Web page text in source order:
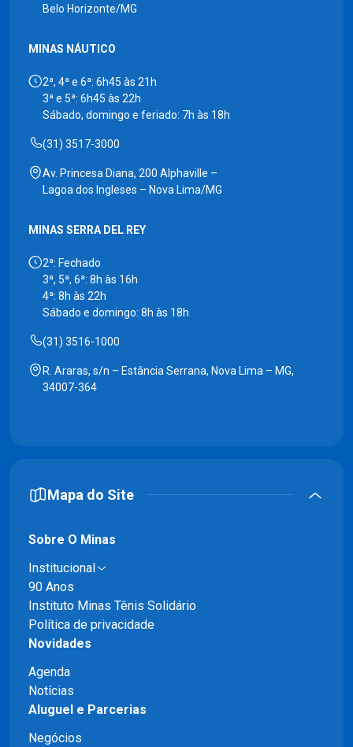
Belo Horizonte/MG
MINAS NÁUTICO
2ª, 4ª e 6ª: 6h45 às 21h
3ª e 5ª: 6h45 às 22h
Sábado, domingo e feriado: 7h às 18h
(31) 3517-3000
Av. Princesa Diana, 200 Alphaville –
Lagoa dos Ingleses – Nova Lima/MG
MINAS SERRA DEL REY
2ª: Fechado
3ª, 5ª, 6ª: 8h às 16h
4ª: 8h às 22h
Sábado e domingo: 8h às 18h
(31) 3516-1000
R. Araras, s/n – Estância Serrana, Nova Lima – MG,
34007-364
Mapa do Site
Sobre O Minas
Institucional
90 Anos
Instituto Minas Tênis Solidário
Política de privacidade
Novidades
Agenda
Notícias
Aluguel e Parcerias
Negócios